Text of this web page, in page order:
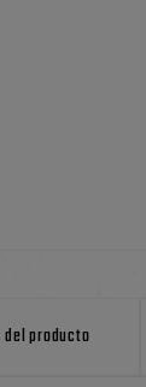
del producto